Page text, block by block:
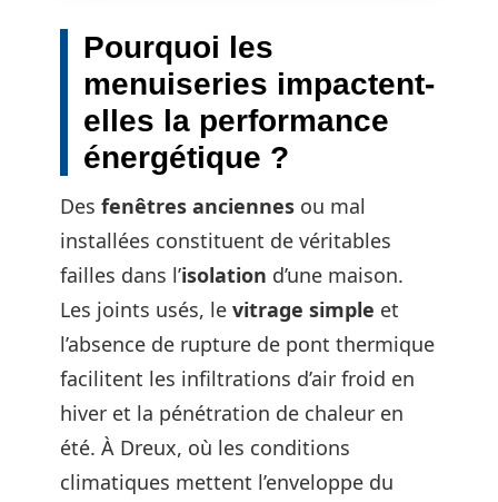
Pourquoi les
menuiseries impactent-
elles la performance
énergétique ?
Des fenêtres anciennes ou mal
installées constituent de véritables
failles dans l’isolation d’une maison.
Les joints usés, le vitrage simple et
l’absence de rupture de pont thermique
facilitent les infiltrations d’air froid en
hiver et la pénétration de chaleur en
été. À Dreux, où les conditions
climatiques mettent l’enveloppe du